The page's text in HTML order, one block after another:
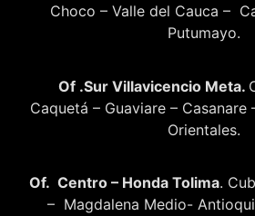
Choco – Valle del Cauca –
Putumayo.
Of .Sur Villavicencio Meta.
Caquetá – Guaviare –
Orientales.
Of. Centro – Honda Tolima.
– Magdalena Medio-